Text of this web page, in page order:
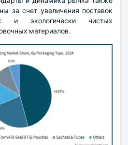
за счет увеличения поставок
и экологически чистых
материалов.